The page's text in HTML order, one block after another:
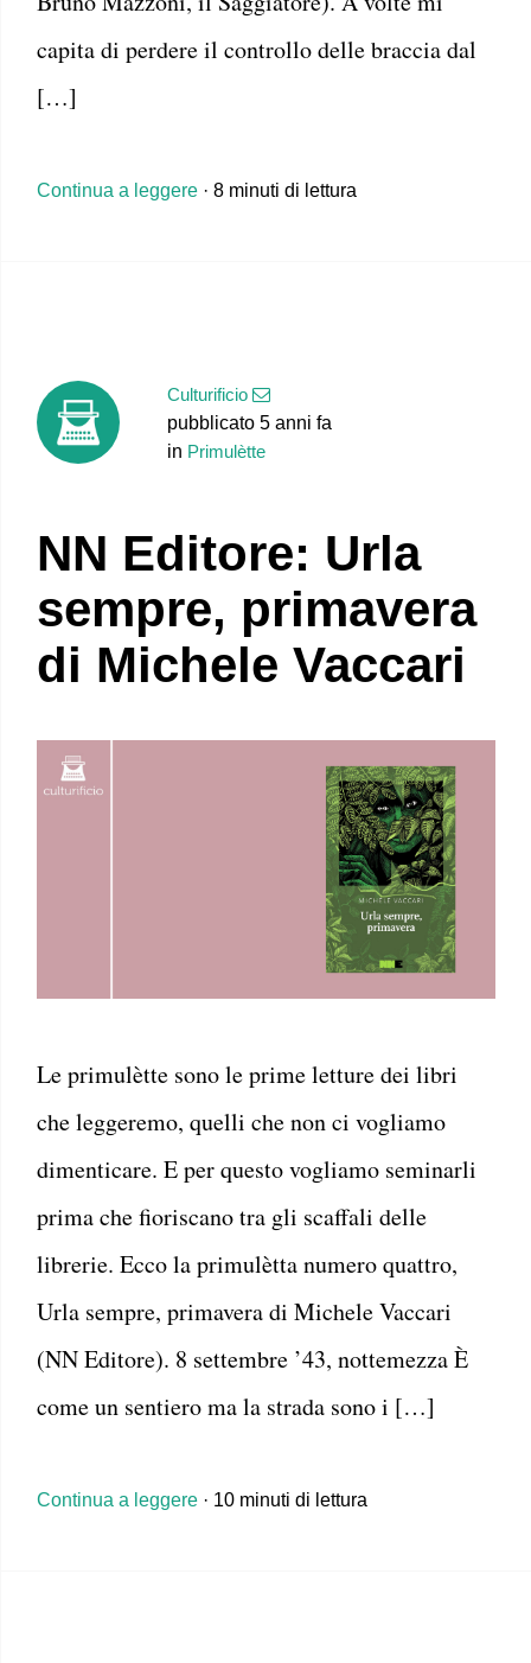
capita di perdere il controllo delle braccia dal
[…]
Continua a leggere · 8 minuti di lettura
Culturificio
pubblicato 5 anni fa
in Primulètte
NN Editore: Urla
sempre, primavera
di Michele Vaccari
Le primulètte sono le prime letture dei libri
che leggeremo, quelli che non ci vogliamo
dimenticare. E per questo vogliamo seminarli
prima che fioriscano tra gli scaffali delle
librerie. Ecco la primulètta numero quattro,
Urla sempre, primavera di Michele Vaccari
(NN Editore). 8 settembre ’43, nottemezza È
come un sentiero ma la strada sono i […]
Continua a leggere · 10 minuti di lettura